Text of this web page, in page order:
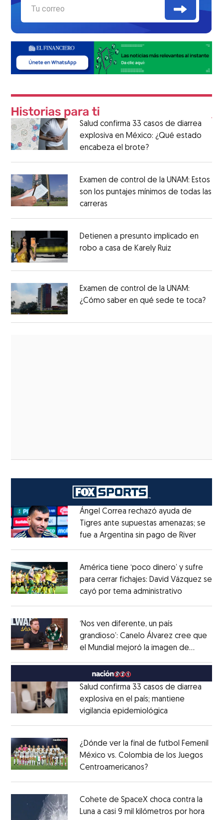
Salud confirma 33 casos de diarrea
explosiva en México: ¿Qué estado
encabeza el brote?
Examen de control de la UNAM: Estos
son los puntajes mínimos de todas las
carreras
Detienen a presunto implicado en
robo a casa de Karely Ruiz
Examen de control de la UNAM:
¿Cómo saber en qué sede te toca?
Ángel Correa rechazó ayuda de
Tigres ante supuestas amenazas; se
fue a Argentina sin pago de RiverOpens
América tiene ‘poco dinero’ y sufre
para cerrar fichajes: David Vázquez se
cayó por tema administrativo
‘Nos ven diferente, un país
grandioso’: Canelo Álvarez cree que
el Mundial mejoró la imagen de
MéxicoOpens in new window
Salud confirma 33 casos de diarrea
explosiva en el país; mantiene
vigilancia epidemiológica
¿Dónde ver la final de futbol Femenil
México vs. Colombia de los Juegos
Centroamericanos?Opens in new
Cohete de SpaceX choca contra la
Luna a casi 9 mil kilómetros por hora